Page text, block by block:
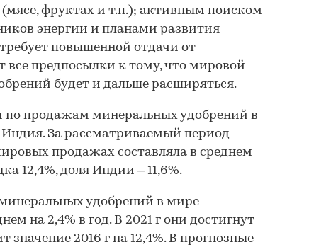
фруктах и т.п.); активным поиском
энергии и планами развития
повышенной отдачи от
все предпосылки к тому, что мировой
будет и дальше расширяться.
по продажам минеральных удобрений в
За рассматриваемый период
продажах составляла в среднем
12,4%, доля Индии – 11,6%.
удобрений в мире
на 2,4% в год. В 2021 г они достигнут
значение 2016 г на 12,4%. В прогнозные